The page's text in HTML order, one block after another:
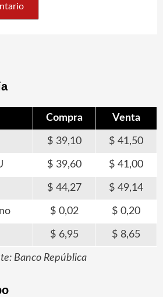
Compra Venta
39,10 41,50
39,60 41,00
44,27 49,14
0,02 0,20
6,95 8,65
Banco República